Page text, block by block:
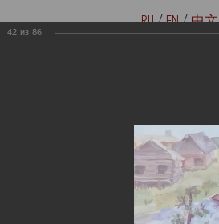
RU/EN/中文
Купить билеты онлайн
42 из 86